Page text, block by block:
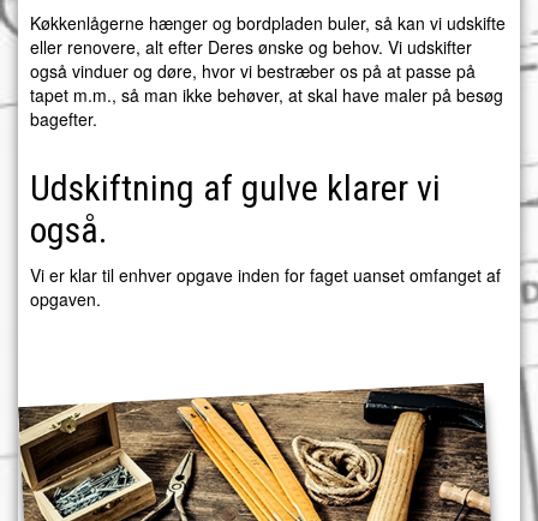
Køkkenlågerne hænger og bordpladen buler, så kan vi udskifte
eller renovere, alt efter Deres ønske og behov. Vi udskifter
også vinduer og døre, hvor vi bestræber os på at passe på
tapet m.m., så man ikke behøver, at skal have maler på besøg
bagefter.
Udskiftning af gulve klarer vi
også.
Vi er klar til enhver opgave inden for faget uanset omfanget af
opgaven.